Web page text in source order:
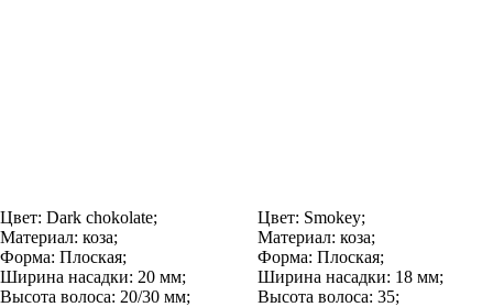
Цвет: Dark chokolate;
Материал: коза;
Форма: Плоская;
Ширина насадки: 20 мм;
Высота волоса: 20/30 мм;
Цвет: Smokey;
Материал: коза;
Форма: Плоская;
Ширина насадки: 18 мм;
Высота волоса: 35;